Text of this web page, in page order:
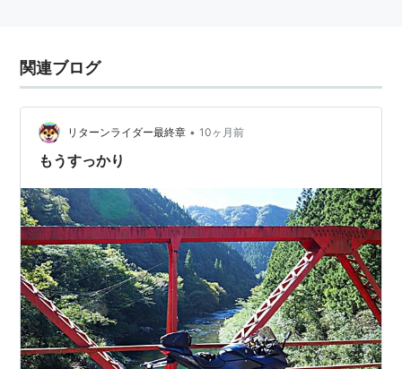
関連ブログ
リターンライダー最終章 • 10ヶ月前
もうすっかり